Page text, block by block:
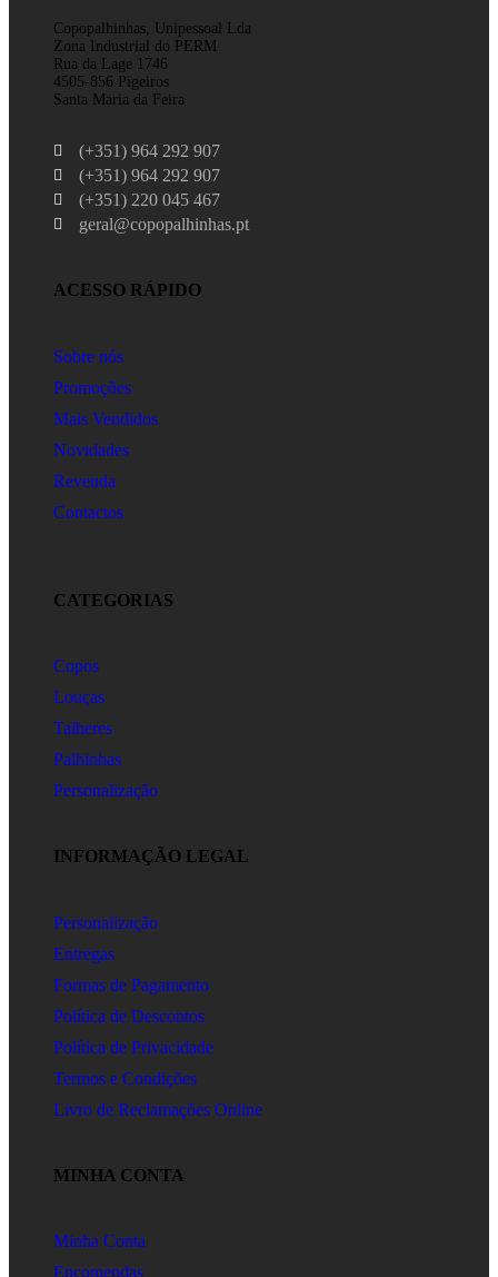
Copopalhinhas, Unipessoal Lda
Zona Industrial do PERM
Rua da Lage 1746
4505-856 Pigeiros
Santa Maria da Feira
(+351) 964 292 907
(+351) 964 292 907
(+351) 220 045 467
geral@copopalhinhas.pt
ACESSO RÁPIDO
Sobre nós
Promoções
Mais Vendidos
Novidades
Revenda
Contactos
CATEGORIAS
Copos
Louças
Talheres
Palhinhas
Personalização
INFORMAÇÃO LEGAL
Personalização
Entregas
Formas de Pagamento
Política de Descontos
Política de Privacidade
Termos e Condições
Livro de Reclamações Online
MINHA CONTA
Minha Conta
Encomendas